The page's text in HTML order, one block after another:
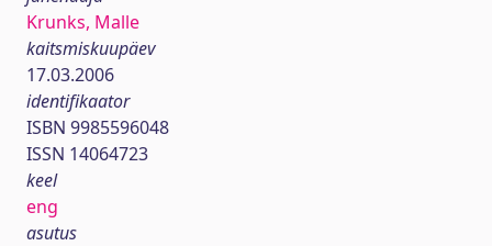
Krunks, Malle
kaitsmiskuupäev
17.03.2006
identifikaator
ISBN 9985596048
ISSN 14064723
keel
eng
asutus